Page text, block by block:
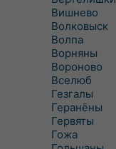
Вишнево
Волковыск
Волпа
Ворняны
Вороново
Вселюб
Гезгалы
Геранёны
Гервяты
Гожа